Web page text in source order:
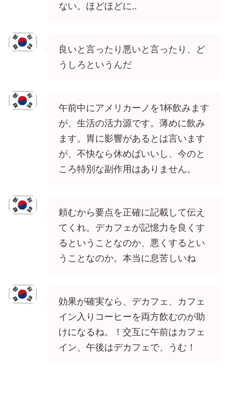
ない。ほどほどに..
良いと言ったり悪いと言ったり、ど
うしろというんだ
午前中にアメリカーノを1杯飲みます
が、生活の活力源です。薄めに飲み
ます。胃に影響があるとは言います
が、不快なら休めばいいし、今のと
ころ特別な副作用はありません。
頼むから要点を正確に記載して伝え
てくれ。デカフェが記憶力を良くす
るということなのか、悪くするとい
うことなのか。本当に息苦しいね
効果が確実なら、デカフェ、カフェ
イン入りコーヒーを両方飲むのが助
けになるね。！交互に午前はカフェ
イン、午後はデカフェで、うむ！